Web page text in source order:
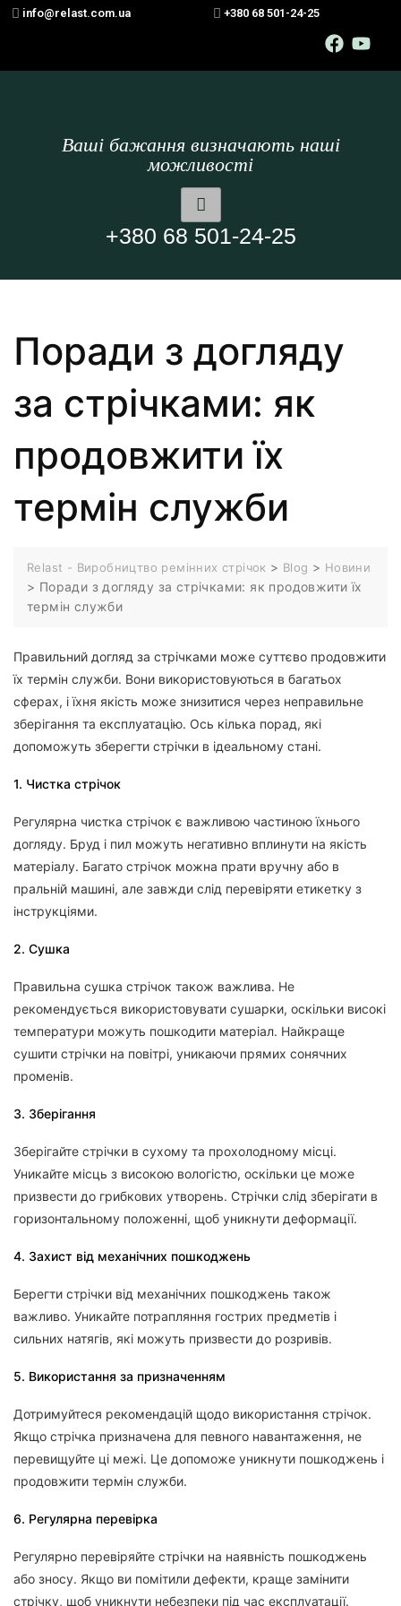
info@relast.com.ua +380 68 501-24-25
Ваші бажання визначають наші
можливості
+380 68 501-24-25
Поради з догляду
за стрічками: як
продовжити їх
термін служби
Relast - Виробництво ремінних стрічок > Blog > Новини
> Поради з догляду за стрічками: як продовжити їх
термін служби
Правильний догляд за стрічками може суттєво продовжити
їх термін служби. Вони використовуються в багатьох
сферах, і їхня якість може знизитися через неправильне
зберігання та експлуатацію. Ось кілька порад, які
допоможуть зберегти стрічки в ідеальному стані.
1. Чистка стрічок
Регулярна чистка стрічок є важливою частиною їхнього
догляду. Бруд і пил можуть негативно вплинути на якість
матеріалу. Багато стрічок можна прати вручну або в
пральній машині, але завжди слід перевіряти етикетку з
інструкціями.
2. Сушка
Правильна сушка стрічок також важлива. Не
рекомендується використовувати сушарки, оскільки високі
температури можуть пошкодити матеріал. Найкраще
сушити стрічки на повітрі, уникаючи прямих сонячних
променів.
3. Зберігання
Зберігайте стрічки в сухому та прохолодному місці.
Уникайте місць з високою вологістю, оскільки це може
призвести до грибкових утворень. Стрічки слід зберігати в
горизонтальному положенні, щоб уникнути деформації.
4. Захист від механічних пошкоджень
Берегти стрічки від механічних пошкоджень також
важливо. Уникайте потрапляння гострих предметів і
сильних натягів, які можуть призвести до розривів.
5. Використання за призначенням
Дотримуйтеся рекомендацій щодо використання стрічок.
Якщо стрічка призначена для певного навантаження, не
перевищуйте ці межі. Це допоможе уникнути пошкоджень і
продовжити термін служби.
6. Регулярна перевірка
Регулярно перевіряйте стрічки на наявність пошкоджень
або зносу. Якщо ви помітили дефекти, краще замінити
стрічку, щоб уникнути небезпеки під час експлуатації.